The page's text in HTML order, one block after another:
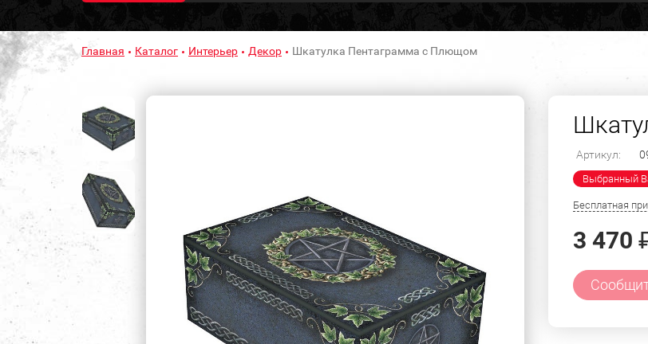
Главная Каталог Интерьер Декор Шкатулка Пентаграмма с Плющом
Артикул:
Выбранный
Бесплатная
3 470